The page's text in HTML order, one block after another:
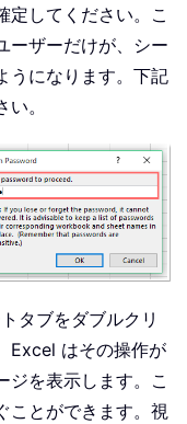
定してください。こ
ーザーだけが、シー
うになります。下記
。
タブをダブルクリ
Excel はその操作が
ジを表示します。こ
ことができます。視